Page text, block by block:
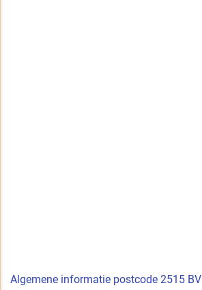
Algemene informatie postcode 2515 BV